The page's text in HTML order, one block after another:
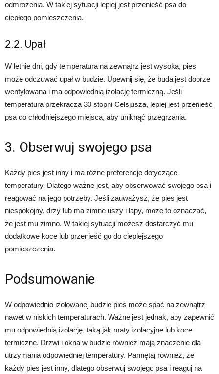
odmrożenia. W takiej sytuacji lepiej jest przenieść psa do
ciepłego pomieszczenia.
2.2. Upał
W letnie dni, gdy temperatura na zewnątrz jest wysoka, pies
może odczuwać upał w budzie. Upewnij się, że buda jest dobrze
wentylowana i ma odpowiednią izolację termiczną. Jeśli
temperatura przekracza 30 stopni Celsjusza, lepiej jest przenieść
psa do chłodniejszego miejsca, aby uniknąć przegrzania.
3. Obserwuj swojego psa
Każdy pies jest inny i ma różne preferencje dotyczące
temperatury. Dlatego ważne jest, aby obserwować swojego psa i
reagować na jego potrzeby. Jeśli zauważysz, że pies jest
niespokojny, drży lub ma zimne uszy i łapy, może to oznaczać,
że jest mu zimno. W takiej sytuacji możesz dostarczyć mu
dodatkowe koce lub przenieść go do cieplejszego
pomieszczenia.
Podsumowanie
W odpowiednio izolowanej budzie pies może spać na zewnątrz
nawet w niskich temperaturach. Ważne jest jednak, aby zapewnić
mu odpowiednią izolację, taką jak maty izolacyjne lub koce
termiczne. Drzwi i okna w budzie również mają znaczenie dla
utrzymania odpowiedniej temperatury. Pamiętaj również, że
każdy pies jest inny, dlatego obserwuj swojego psa i reaguj na